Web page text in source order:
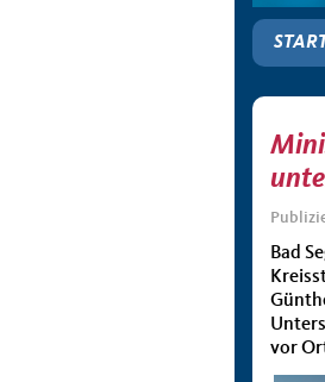
Bad
vor